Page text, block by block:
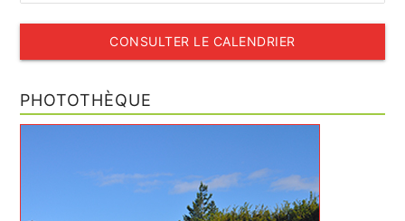
CONSULTER LE CALENDRIER
PHOTOTHÈQUE